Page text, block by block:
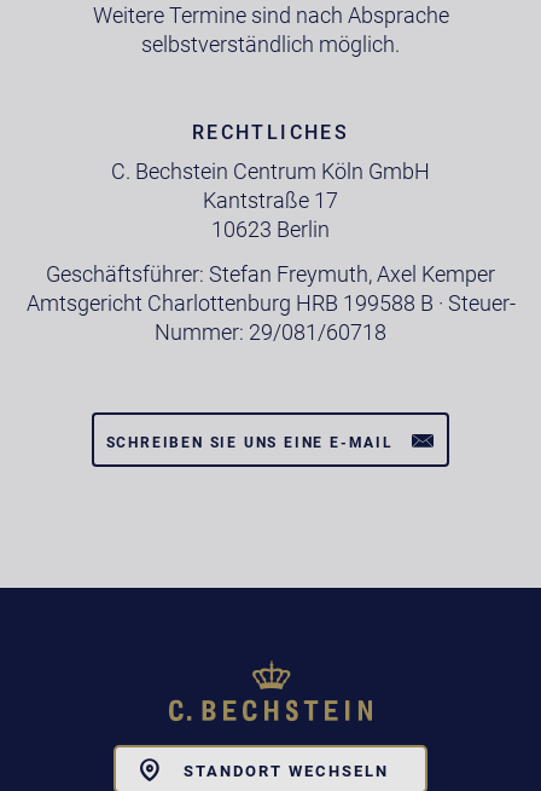
Weitere Termine sind nach Absprache
selbstverständlich möglich.
RECHTLICHES
C. Bechstein Centrum Köln GmbH
Kantstraße 17
10623 Berlin
Geschäftsführer: Stefan Freymuth, Axel Kemper
Amtsgericht Charlottenburg HRB 199588 B · Steuer-
Nummer: 29/081/60718
SCHREIBEN SIE UNS EINE E-MAIL
STANDORT WECHSELN